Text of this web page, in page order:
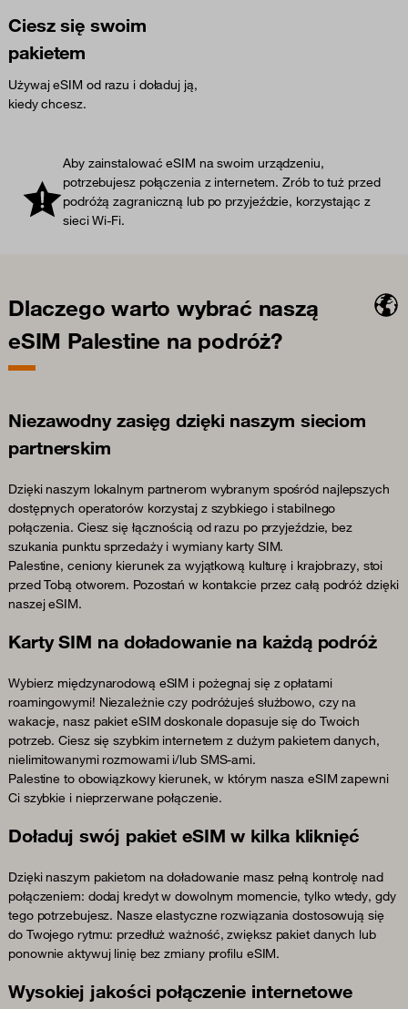
Ciesz się swoim
pakietem
Używaj eSIM od razu i doładuj ją,
kiedy chcesz.
Aby zainstalować eSIM na swoim urządzeniu,
potrzebujesz połączenia z internetem. Zrób to tuż przed
podróżą zagraniczną lub po przyjeździe, korzystając z
sieci Wi-Fi.
Dlaczego warto wybrać naszą
eSIM Palestine na podróż?
Niezawodny zasięg dzięki naszym sieciom
partnerskim
Dzięki naszym lokalnym partnerom wybranym spośród najlepszych
dostępnych operatorów korzystaj z szybkiego i stabilnego
połączenia. Ciesz się łącznością od razu po przyjeździe, bez
szukania punktu sprzedaży i wymiany karty SIM.
Palestine, ceniony kierunek za wyjątkową kulturę i krajobrazy, stoi
przed Tobą otworem. Pozostań w kontakcie przez całą podróż dzięki
naszej eSIM.
Karty SIM na doładowanie na każdą podróż
Wybierz międzynarodową eSIM i pożegnaj się z opłatami
roamingowymi! Niezależnie czy podróżujeś służbowo, czy na
wakacje, nasz pakiet eSIM doskonale dopasuje się do Twoich
potrzeb. Ciesz się szybkim internetem z dużym pakietem danych,
nielimitowanymi rozmowami i/lub SMS-ami.
Palestine to obowiązkowy kierunek, w którym nasza eSIM zapewni
Ci szybkie i nieprzerwane połączenie.
Doładuj swój pakiet eSIM w kilka kliknięć
Dzięki naszym pakietom na doładowanie masz pełną kontrolę nad
połączeniem: dodaj kredyt w dowolnym momencie, tylko wtedy, gdy
tego potrzebujesz. Nasze elastyczne rozwiązania dostosowują się
do Twojego rytmu: przedłuż ważność, zwiększ pakiet danych lub
ponownie aktywuj linię bez zmiany profilu eSIM.
Wysokiej jakości połączenie internetowe